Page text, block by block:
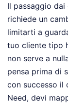
Il passaggio
richiede un
limitarti a
tuo cliente tipo
non serve a
pensa prima di
con successo il
Need, devi